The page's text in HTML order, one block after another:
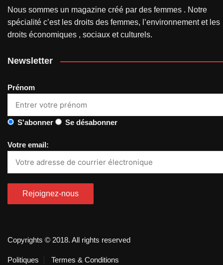
Nous sommes un magazine créé par des femmes . Notre
spécialité c’est les droits des femmes, l’environnement et les
droits économiques , sociaux et culturels.
Newsletter
Prénom
S'abonner Se désabonner
Votre email:
Copyrights © 2018. All rights reserved
Politiques Termes & Conditions